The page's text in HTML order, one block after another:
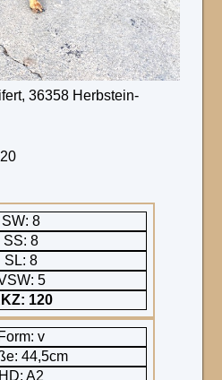
36358 Herbstein-
SW: 8
SS: 8
SL: 8
5
120
Form: v
44,5cm
HD: A2